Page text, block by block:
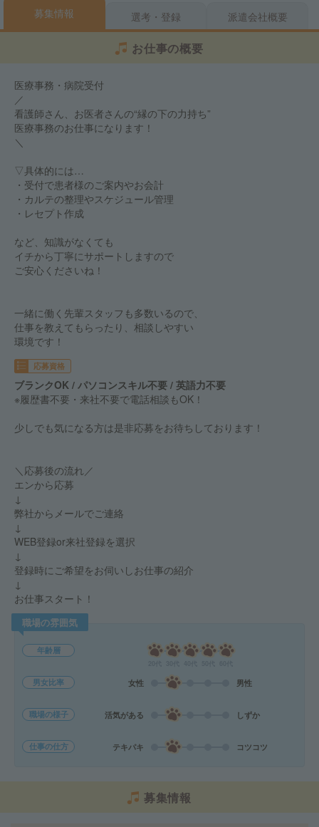
募集情報 選考・登録 派遣会社概要
お仕事の概要
医療事務・病院受付
／
看護師さん、お医者さんの“縁の下の力持ち”
医療事務のお仕事になります！
＼
▽具体的には…
・受付で患者様のご案内やお会計
・カルテの整理やスケジュール管理
・レセプト作成
など、知識がなくても
イチから丁寧にサポートしますので
ご安心くださいね！
一緒に働く先輩スタッフも多数いるので、
仕事を教えてもらったり、相談しやすい
環境です！
応募資格
ブランクOK / パソコンスキル不要 / 英語力不要
※履歴書不要・来社不要で電話相談もOK！
少しでも気になる方は是非応募をお待ちしております！
＼応募後の流れ／
エンから応募
↓
弊社からメールでご連絡
↓
WEB登録or来社登録を選択
↓
登録時にご希望をお伺いしお仕事の紹介
↓
お仕事スタート！
職場の雰囲気
年齢層
男女比率 女性 男性
職場の様子 活気がある しずか
仕事の仕方 テキパキ コツコツ
募集情報